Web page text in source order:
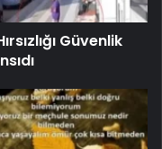
Güvenlik